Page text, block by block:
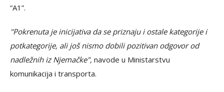
“A1”.
"Pokrenuta je inicijativa da se priznaju i ostale kategorije i
potkategorije, ali još nismo dobili pozitivan odgovor od
nadležnih iz Njemačke", navode u Ministarstvu
komunikacija i transporta.